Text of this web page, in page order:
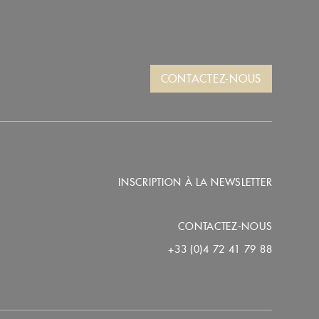
CONTACTEZ-NOUS
INSCRIPTION À LA NEWSLETTER
CONTACTEZ-NOUS
+33 (0)4 72 41 79 88